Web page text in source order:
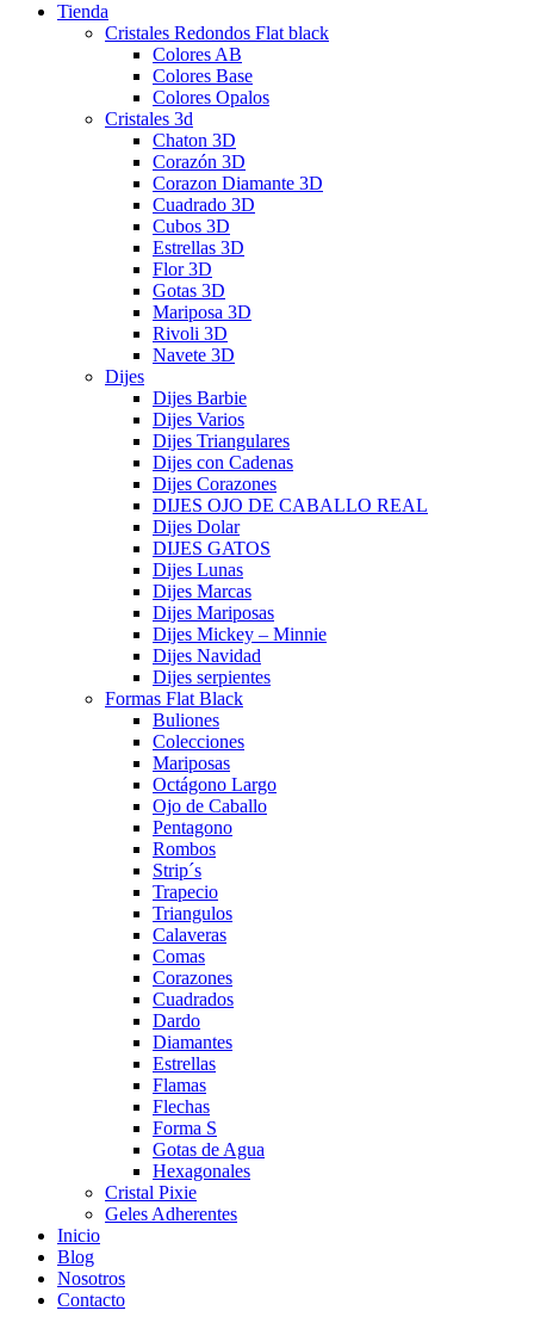
Tienda
Cristales Redondos Flat black
Colores AB
Colores Base
Colores Opalos
Cristales 3d
Chaton 3D
Corazón 3D
Corazon Diamante 3D
Cuadrado 3D
Cubos 3D
Estrellas 3D
Flor 3D
Gotas 3D
Mariposa 3D
Rivoli 3D
Navete 3D
Dijes
Dijes Barbie
Dijes Varios
Dijes Triangulares
Dijes con Cadenas
Dijes Corazones
DIJES OJO DE CABALLO REAL
Dijes Dolar
DIJES GATOS
Dijes Lunas
Dijes Marcas
Dijes Mariposas
Dijes Mickey – Minnie
Dijes Navidad
Dijes serpientes
Formas Flat Black
Buliones
Colecciones
Mariposas
Octágono Largo
Ojo de Caballo
Pentagono
Rombos
Strip´s
Trapecio
Triangulos
Calaveras
Comas
Corazones
Cuadrados
Dardo
Diamantes
Estrellas
Flamas
Flechas
Forma S
Gotas de Agua
Hexagonales
Cristal Pixie
Geles Adherentes
Inicio
Blog
Nosotros
Contacto